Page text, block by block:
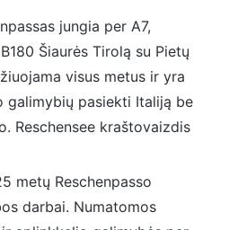
jungia per A7,
Šiaurės Tirolą su Pietų
visus metus ir yra
galimybių pasiekti Italiją be
Reschensee kraštovaizdis
metų Reschenpasso
darbai. Numatomos